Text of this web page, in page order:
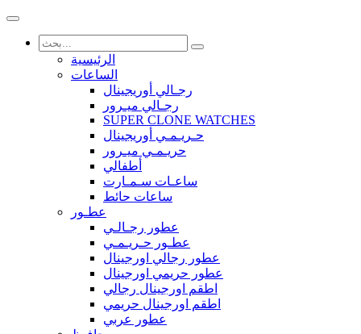
الرئيسية
الساعات
رجـالي أوريجينال
رجـالي ميـرور
SUPER CLONE WATCHES
حـريـمـي أوريجينال
حريـمـي ميـرور
أطفالي
ساعـات سـمـارت
ساعات حائط
عطـور
عطور رجـالـي
عطـور حـريـمـي
عطور رجالي اورجينال
عطور حريمي اورجينال
اطقم اورجينال رجالي
اطقم اورجينال حريمي
عطور عربي